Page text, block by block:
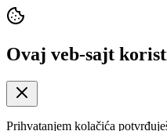
Ovaj veb-sajt
Prihvatanjem kolačića